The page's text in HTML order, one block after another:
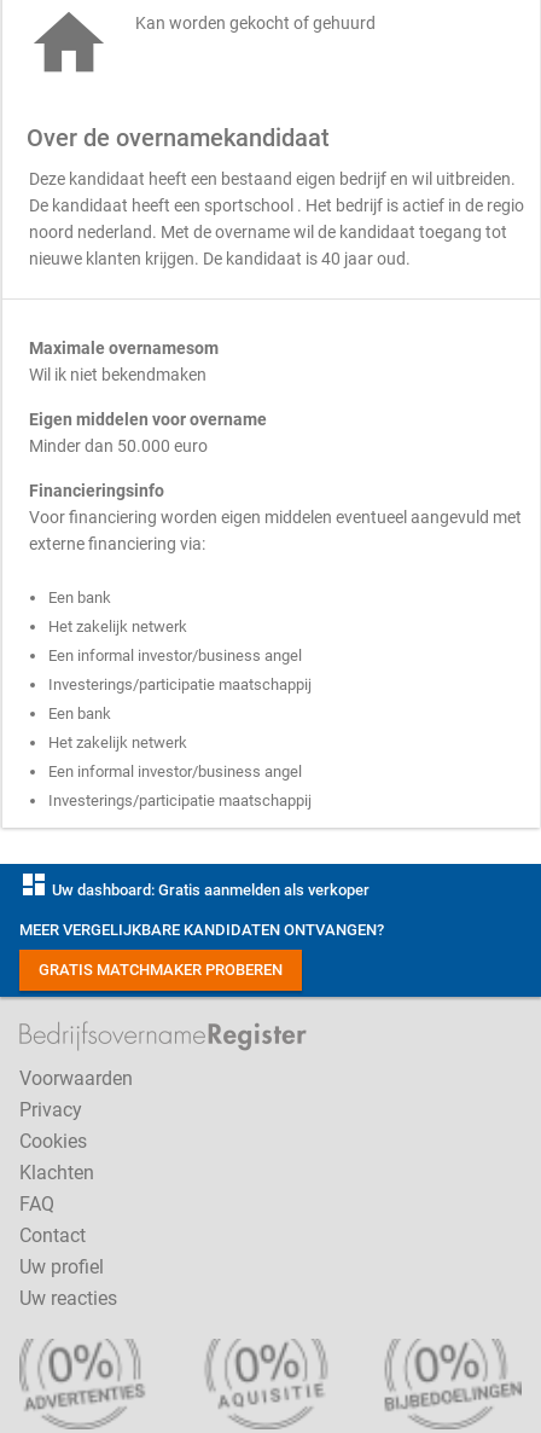
 Kan worden gekocht of gehuurd
Over de overnamekandidaat
Deze kandidaat heeft een bestaand eigen bedrijf en wil uitbreiden.
De kandidaat heeft een sportschool . Het bedrijf is actief in de regio
noord nederland. Met de overname wil de kandidaat toegang tot
nieuwe klanten krijgen. De kandidaat is 40 jaar oud.
Maximale overnamesom
Wil ik niet bekendmaken
Eigen middelen voor overname
Minder dan 50.000 euro
Financieringsinfo
Voor financiering worden eigen middelen eventueel aangevuld met
externe financiering via:
Een bank
Het zakelijk netwerk
Een informal investor/business angel
Investerings/participatie maatschappij
Een bank
Het zakelijk netwerk
Een informal investor/business angel
Investerings/participatie maatschappij
dashboard Uw dashboard: Gratis aanmelden als verkoper
MEER VERGELIJKBARE KANDIDATEN ONTVANGEN?
GRATIS MATCHMAKER PROBEREN
Voorwaarden
Privacy
Cookies
Klachten
FAQ
Contact
Uw profiel
Uw reacties